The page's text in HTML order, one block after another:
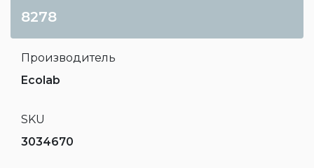
8278
Производитель
Ecolab
SKU
3034670